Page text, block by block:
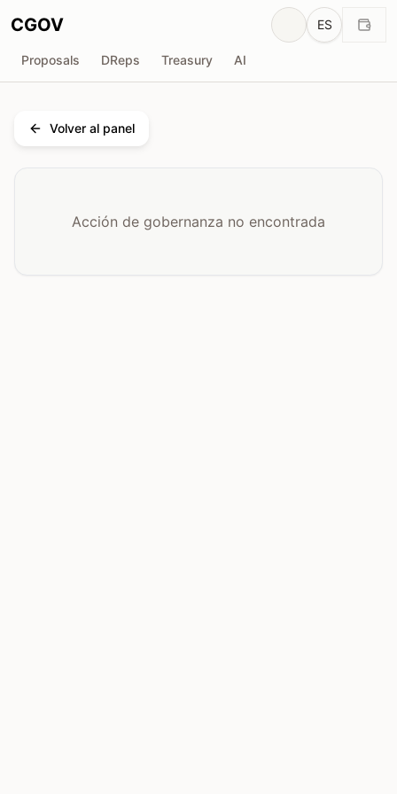
CGOV ES
Proposals DReps Treasury AI
Volver al panel
Acción de gobernanza no encontrada